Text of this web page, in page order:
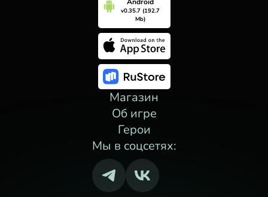
v0.35.7 (192.7
Mb)
Магазин
Об игре
Герои
Мы в соцсетях: